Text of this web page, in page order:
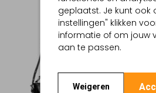
geplaatst. Je kunt ook
instellingen" klikken
informatie of om jouw
aan te passen.
Weigeren